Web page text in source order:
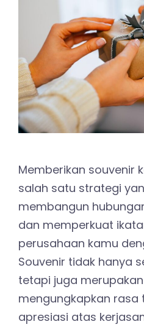
Memberikan souvenir
salah satu strategi
membangun
dan memperkuat
perusahaan kamu
Souvenir tidak hanya
tetapi juga
mengungkapkan rasa
apresiasi atas